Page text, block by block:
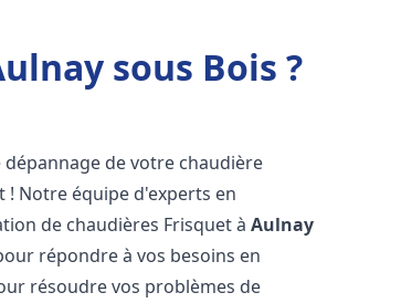
sous Bois ?
de votre chaudière
! Notre équipe d'experts en
de chaudières Frisquet àAulnay
répondre à vos besoins en
résoudre vos problèmes de